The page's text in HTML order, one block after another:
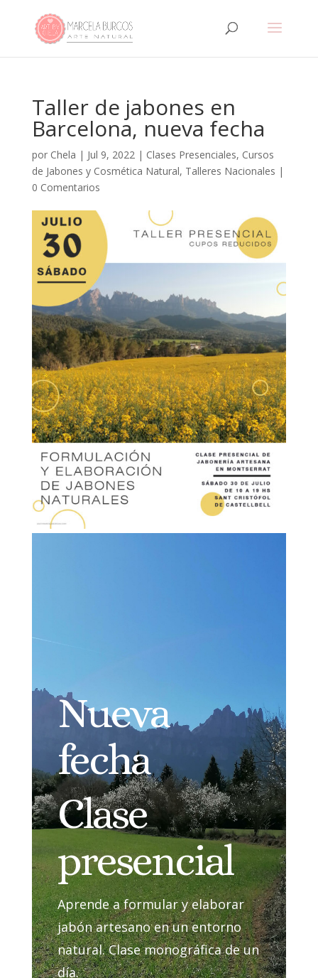
Taller de jabones en
Barcelona, nueva fecha
por Chela | Jul 9, 2022| Clases Presenciales, Cursos
de Jabones y Cosmética Natural, Talleres Nacionales |
0 Comentarios
Nueva
fecha
Clase
presencial
Aprende a formular y elaborar
jabón artesano en un entorno
natural. Clase monográfica de un
día.